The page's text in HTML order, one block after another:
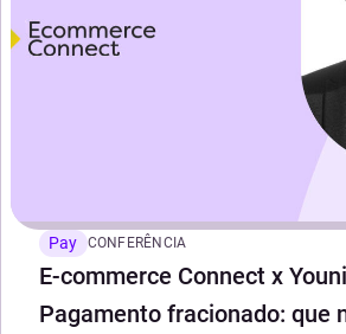
Pay CONFERÊNCIA
E-commerce Connect x
Pagamento fracionado: que